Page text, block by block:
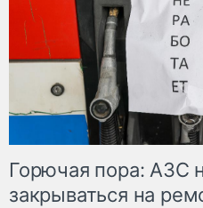
Горючая пора: АЗС
закрываться на